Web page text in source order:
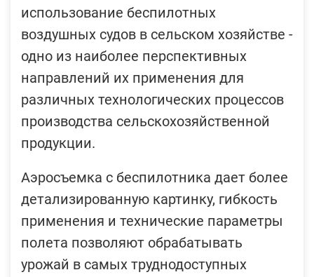
использование беспилотных
воздушных судов в сельском хозяйстве -
одно из наиболее перспективных
направлений их применения для
различных технологических процессов
производства сельскохозяйственной
продукции.
Аэросъемка с беспилотника дает более
детализированную картинку, гибкость
применения и технические параметры
полета позволяют обрабатывать
урожай в самых труднодоступных